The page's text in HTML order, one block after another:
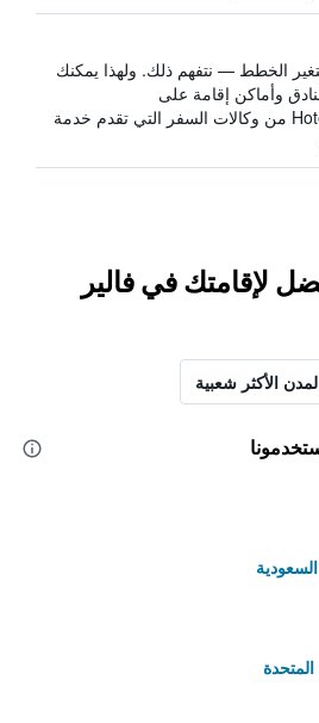
الخطط — نتفهم ذلك. ولهذا يمكنك
وأماكن إقامة على
HotelsCombined من وكالات السفر التي تقدم خدمة
لإقامتك في فالير
الأكثر شعبية